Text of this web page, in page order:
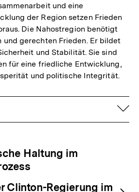
und eine
der Region setzen Frieden
Die Nahostregion benötigt
und gerechten Frieden. Er bildet
und Stabilität. Sie sind
für eine friedliche Entwicklung,
und politische Integrität.
Haltung im
Clinton-Regierung im